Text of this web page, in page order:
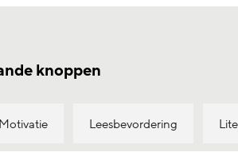
knoppen
Motivatie Leesbevordering